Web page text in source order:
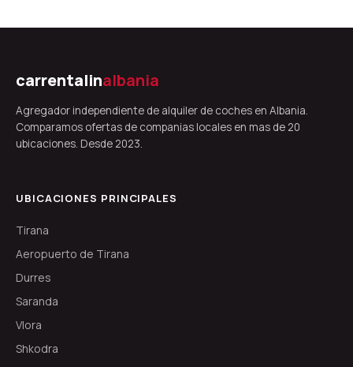
carrentalinalbania
Agregador independiente de alquiler de coches en Albania.
Comparamos ofertas de companias locales en mas de 20
ubicaciones. Desde 2023.
UBICACIONES PRINCIPALES
Tirana
Aeropuerto de Tirana
Durres
Saranda
Vlora
Shkodra